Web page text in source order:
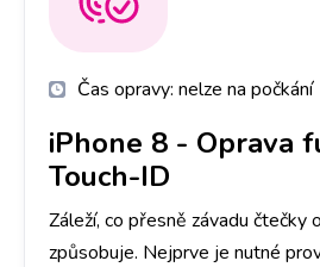
Čas opravy: nelze na počkání
iPhone 8 - Oprava
Touch-ID
Záleží, co přesně závadu čtečky
způsobuje. Nejprve je nutné